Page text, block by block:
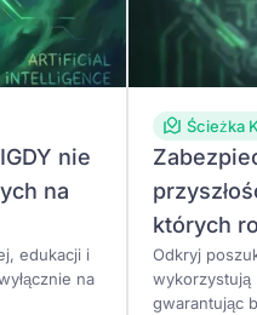
nie
na
edukacji i
na
Ścieżka
których
Odkryj
wykorzystują
gwarantując